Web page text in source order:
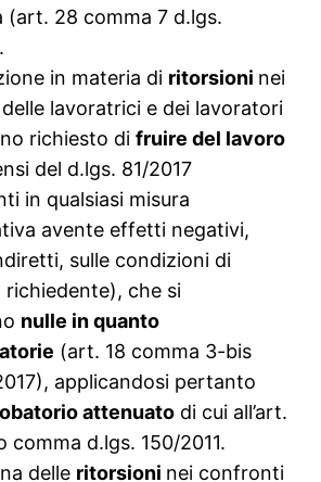
(art. 28 comma 7 d.lgs.
in materia di ritorsioni nei
lavoratrici e dei lavoratori
richiesto difruire del lavoro
del d.lgs. 81/2017
in qualsiasi misura
avente effetti negativi,
sulle condizioni di
richiedente), che si
nulle in quanto
(art. 18 comma 3-bis
applicandosi pertanto
attenuato di cui all’art.
comma d.lgs. 150/2011.
delle ritorsioni nei confronti